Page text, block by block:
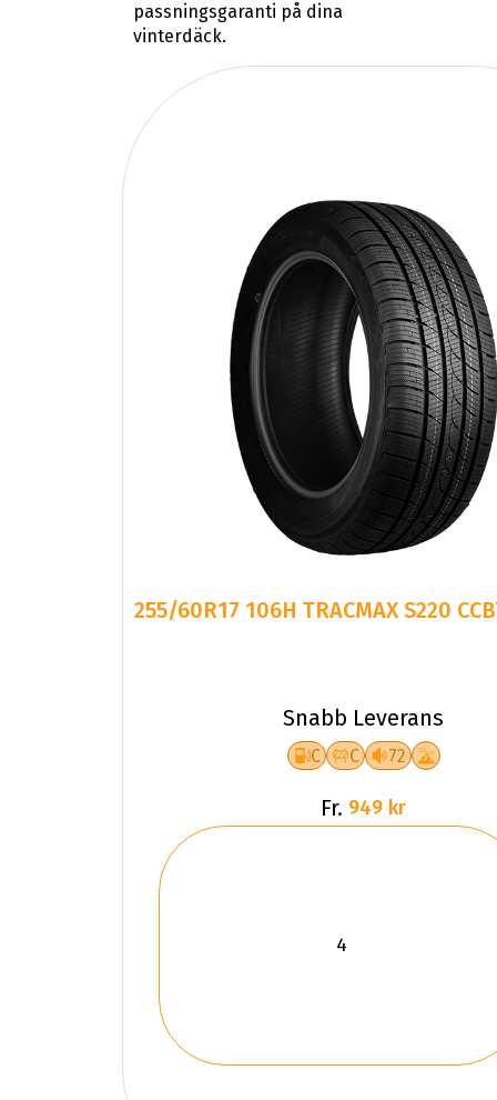
passningsgaranti på dina
vinterdäck.
255/60R17 106H TRACMAX S220
Snabb Leverans
C C 72
Fr. 949 kr